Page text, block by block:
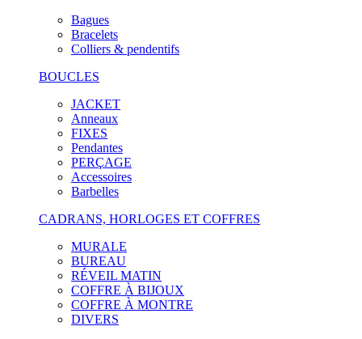
Bagues
Bracelets
Colliers & pendentifs
BOUCLES
JACKET
Anneaux
FIXES
Pendantes
PERÇAGE
Accessoires
Barbelles
CADRANS, HORLOGES ET COFFRES
MURALE
BUREAU
RÉVEIL MATIN
COFFRE À BIJOUX
COFFRE À MONTRE
DIVERS